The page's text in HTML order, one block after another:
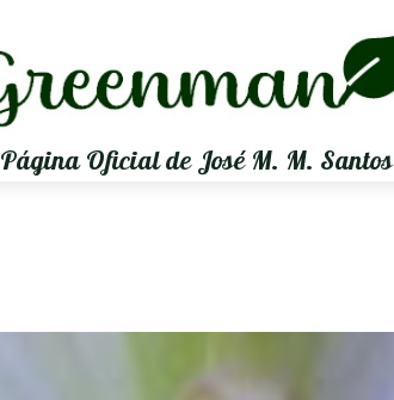
Página Oficial de José M. M. Santos